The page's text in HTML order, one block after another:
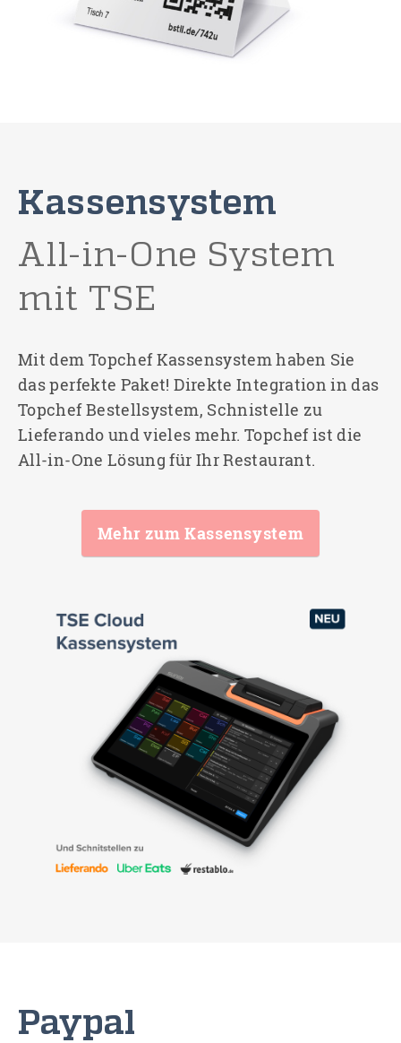
Kassensystem
All-in-One System
mit TSE
Mit dem Topchef Kassensystem haben Sie
das perfekte Paket! Direkte Integration in das
Topchef Bestellsystem, Schnistelle zu
Lieferando und vieles mehr. Topchef ist die
All-in-One Lösung für Ihr Restaurant.
Mehr zum Kassensystem
Paypal